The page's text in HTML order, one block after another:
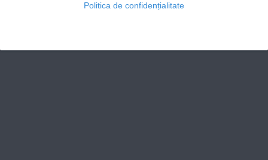
Politica de confidențialitate